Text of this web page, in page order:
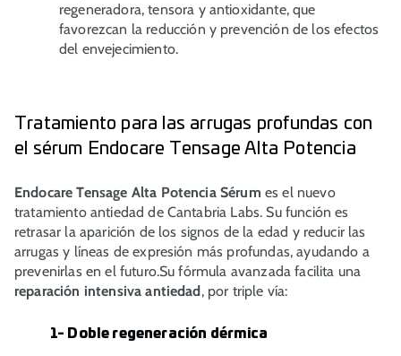
regeneradora, tensora y antioxidante, que
favorezcan la reducción y prevención de los efectos
del envejecimiento.
Tratamiento para las arrugas profundas con
el sérum Endocare Tensage Alta Potencia
Endocare Tensage Alta Potencia Sérum es el nuevo
tratamiento antiedad de Cantabria Labs. Su función es
retrasar la aparición de los signos de la edad y reducir las
arrugas y líneas de expresión más profundas, ayudando a
prevenirlas en el futuro.Su fórmula avanzada facilita una
reparación intensiva antiedad , por triple vía:
1- Doble regeneración dérmica